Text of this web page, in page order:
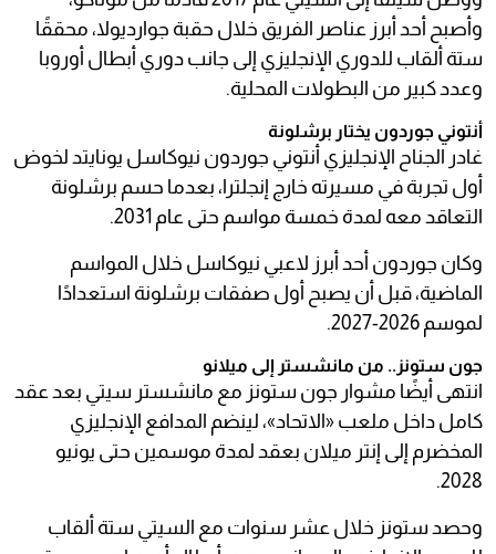
وأصبح أحد أبرز عناصر الفريق خلال حقبة جوارديولا، محققًا
ستة ألقاب للدوري الإنجليزي إلى جانب دوري أبطال أوروبا
وعدد كبير من البطولات المحلية.
أنتوني جوردون يختار برشلونة
غادر الجناح الإنجليزي أنتوني جوردون نيوكاسل يونايتد لخوض
أول تجربة في مسيرته خارج إنجلترا، بعدما حسم برشلونة
التعاقد معه لمدة خمسة مواسم حتى عام 2031.
وكان جوردون أحد أبرز لاعبي نيوكاسل خلال المواسم
الماضية، قبل أن يصبح أول صفقات برشلونة استعدادًا
لموسم 2026-2027.
جون ستونز.. من مانشستر إلى ميلانو
انتهى أيضًا مشوار جون ستونز مع مانشستر سيتي بعد عقد
كامل داخل ملعب «الاتحاد»، لينضم المدافع الإنجليزي
المخضرم إلى إنتر ميلان بعقد لمدة موسمين حتى يونيو
2028.
وحصد ستونز خلال عشر سنوات مع السيتي ستة ألقاب